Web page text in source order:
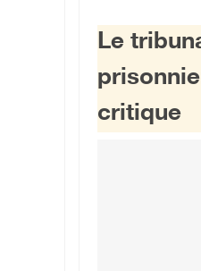
Le
critique